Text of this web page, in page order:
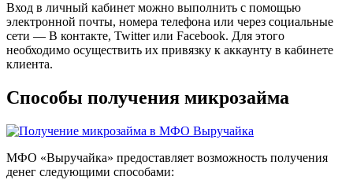
Вход в личный кабинет можно выполнить с помощью
электронной почты, номера телефона или через социальные
сети — В контакте, Twitter или Facebook. Для этого
необходимо осуществить их привязку к аккаунту в кабинете
клиента.
Способы получения микрозайма
МФО «Выручайка» предоставляет возможность получения
денег следующими способами: